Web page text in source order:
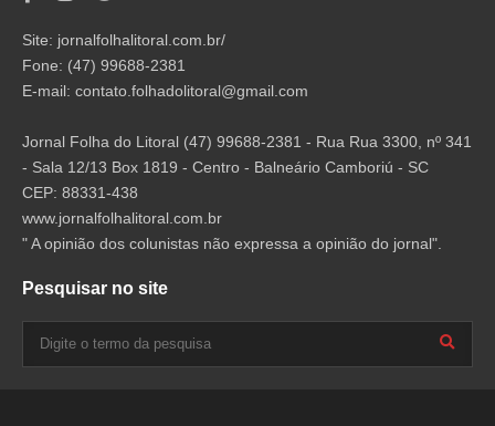
Site: jornalfolhalitoral.com.br/
Fone: (47) 99688-2381
E-mail: contato.folhadolitoral@gmail.com
Jornal Folha do Litoral (47) 99688-2381 - Rua Rua 3300, nº 341
- Sala 12/13 Box 1819 - Centro - Balneário Camboriú - SC
CEP: 88331-438
www.jornalfolhalitoral.com.br
" A opinião dos colunistas não expressa a opinião do jornal".
Pesquisar no site